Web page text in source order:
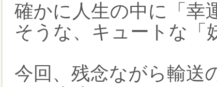
確かに人生の中に「幸
そうな、キュートな「
今回、残念ながら輸送